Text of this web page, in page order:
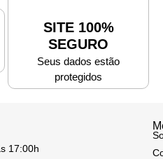
SITE 100%
SEGURO
Seus dados estão
protegidos
17:00h